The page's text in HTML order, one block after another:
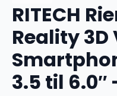
RITECH
Reality 3D
3.5 til 6.0″